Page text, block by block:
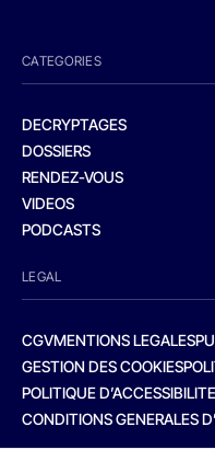
CATEGORIES
DECRYPTAGES
DOSSIERS
RENDEZ-VOUS
VIDEOS
PODCASTS
LEGAL
CGVMENTIONS LEGALES
GESTION DES COOKIES
POLITIQUE D’ACCESSIBILITE
CONDITIONS GENERALES